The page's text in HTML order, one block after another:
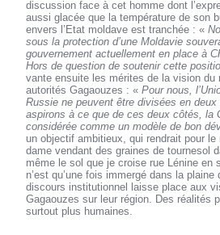
discussion face à cet homme dont
aussi glacée que la température de son
envers l’Etat moldave est tranchée : «
sous la protection d’une Moldavie
gouvernement actuellement en place à
Hors de question de soutenir cette
vante ensuite les mérites de la vision du
autorités Gagaouzes : «Pour nous,
Russie ne peuvent être divisées en
aspirons à ce que de ces deux côtés, la
considérée comme un modèle de bon
un objectif ambitieux, qui rendrait pour
dame vendant des graines de tournesol
même le sol que je croise rue Lénine en
n’est qu’une fois immergé dans la
discours institutionnel laisse place aux
Gagaouzes sur leur région. Des réalités
surtout plus humaines.